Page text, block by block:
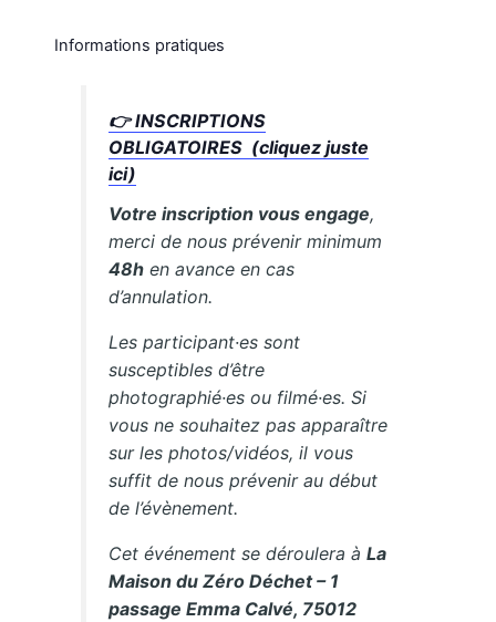
Informations pratiques
👉 INSCRIPTIONS
OBLIGATOIRES (cliquez juste
ici)
Votre inscription vous engage,
merci de nous prévenir minimum
48h en avance en cas
d’annulation.
Les participant·es sont
susceptibles d’être
photographié·es ou filmé·es. Si
vous ne souhaitez pas apparaître
sur les photos/vidéos, il vous
suffit de nous prévenir au début
de l’évènement.
Cet événement se déroulera àLa
Maison du Zéro Déchet – 1
passage Emma Calvé, 75012